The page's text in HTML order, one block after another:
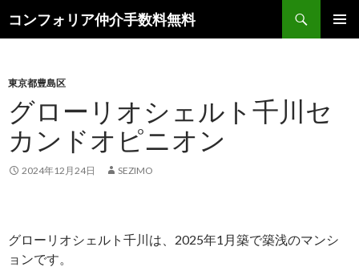
コンフォリア仲介手数料無料
索
ン
へ
ス
キ
ッ
東京都豊島区
グローリオシェルト千川セ
カンドオピニオン
2024年12月24日 SEZIMO
グローリオシェルト千川は、2025年1月築で築浅のマンシ
ョンです。